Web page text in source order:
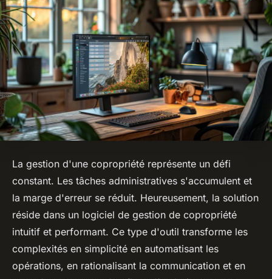
La gestion d'une copropriété représente un défi
constant. Les tâches administratives s'accumulent et
la marge d'erreur se réduit. Heureusement, la solution
réside dans un logiciel de gestion de copropriété
intuitif et performant. Ce type d'outil transforme les
complexités en simplicité en automatisant les
opérations, en rationalisant la communication et en